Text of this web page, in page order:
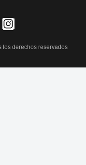
los derechos reservados